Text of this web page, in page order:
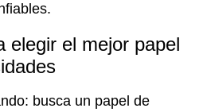
elegir el mejor papel
busca un papel de